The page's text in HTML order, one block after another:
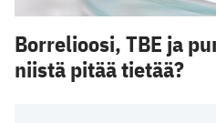
Borrelioosi, TBE ja
niistä pitää tietää?